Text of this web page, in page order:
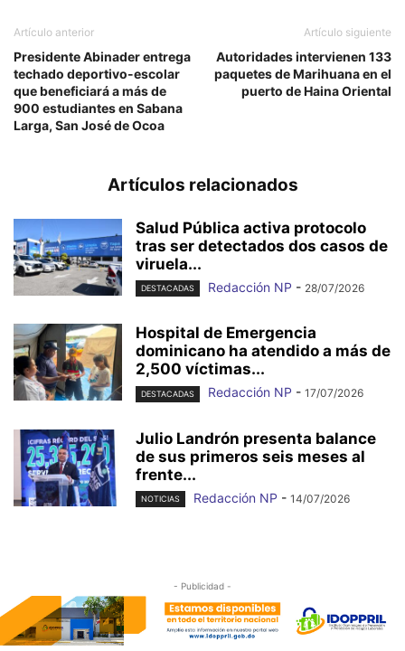
Artículo anterior
Presidente Abinader entrega
techado deportivo-escolar
que beneficiará a más de
900 estudiantes en Sabana
Larga, San José de Ocoa
Artículo siguiente
Autoridades intervienen 133
paquetes de Marihuana en el
puerto de Haina Oriental
Artículos relacionados
Salud Pública activa protocolo
tras ser detectados dos casos de
viruela...
DESTACADAS Redacción NP - 28/07/2026
Hospital de Emergencia
dominicano ha atendido a más de
2,500 víctimas...
DESTACADAS Redacción NP - 17/07/2026
Julio Landrón presenta balance
de sus primeros seis meses al
frente...
NOTICIAS Redacción NP - 14/07/2026
- Publicidad -